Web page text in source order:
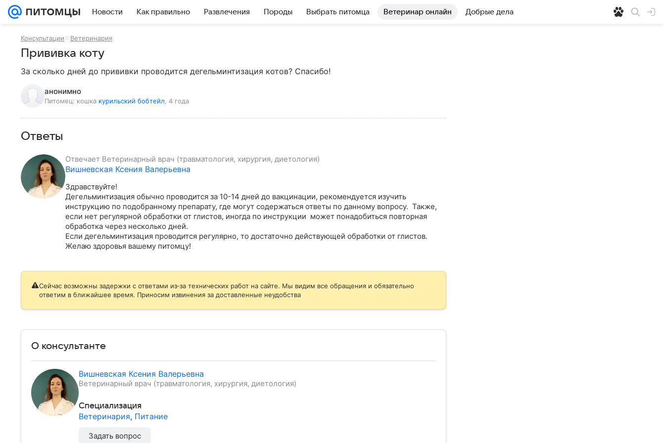
Новости Как правильно Развлечения Породы Выбрать питомца Ветеринар онлайн Добрые дела
Консультации Ветеринария
Прививка коту
За сколько дней до прививки проводится дегельминтизация котов? Спасибо!
анонимно
Питомец: кошка курильский бобтейл , 4 года
Ответы
Отвечает Ветеринарный врач (травматология, хирургия, диетология)
Вишневская Ксения Валерьевна
Здравствуйте!
Дегельминтизация обычно проводится за 10-14 дней до вакцинации, рекомендуется изучить
инструкцию по подобранному препарату, где могут содержаться ответы по данному вопросу.  Также,
если нет регулярной обработки от глистов, иногда по инструкции  может понадобиться повторная
обработка через несколько дней.
Если дегельминтизация проводится регулярно, то достаточно действующей обработки от глистов.
Желаю здоровья вашему питомцу!
Сейчас возможны задержки с ответами из‑за технических работ на сайте. Мы видим все обращения и обязательно
ответим в ближайшее время. Приносим извинения за доставленные неудобства
О консультанте
Вишневская Ксения Валерьевна
Ветеринарный врач (травматология, хирургия, диетология)
Специализация
Ветеринария, Питание
Задать вопрос